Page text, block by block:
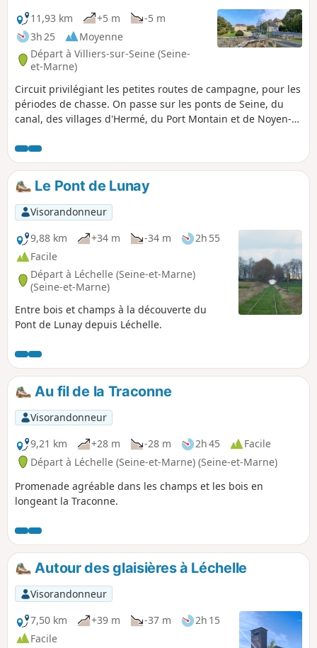
11,93 km
+5 m
-5 m
3h 25
Moyenne
Départ à Villiers-sur-Seine (Seine-
et-Marne)
Circuit privilégiant les petites routes de campagne, pour les
périodes de chasse. On passe sur les ponts de Seine, du
canal, des villages d'Hermé, du Port Montain et de Noyen-
difficulté particulière et points d'eau dans les villages.
Le Pont de Lunay
Visorandonneur
9,88 km
+34 m -34 m
2h 55
Facile
Départ à Léchelle (Seine-et-Marne)
(Seine-et-Marne)
Entre bois et champs à la découverte du
Pont de Lunay depuis Léchelle.
Au fil de la Traconne
Visorandonneur
9,21 km
+28 m -28 m 2h 45
Facile
Départ à Léchelle (Seine-et-Marne) (Seine-et-Marne)
Promenade agréable dans les champs et les bois en
longeant la Traconne.
Autour des glaisières à Léchelle
Visorandonneur
7,50 km
+39 m -37 m
2h 15
Facile